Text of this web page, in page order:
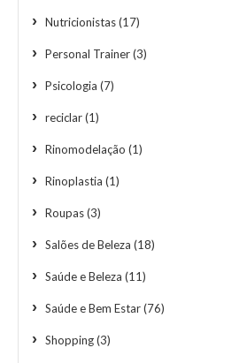
Nutricionistas(17)
Personal Trainer(3)
Psicologia (7)
reciclar(1)
Rinomodelação (1)
Rinoplastia (1)
Roupas(3)
Salões de Beleza (18)
Saúde e Beleza (11)
Saúde e Bem Estar(76)
Shopping(3)